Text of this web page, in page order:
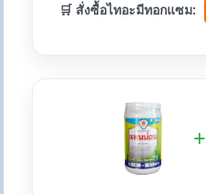
🛒 สั่งซื้อไทอะมีทอกแซม:
+